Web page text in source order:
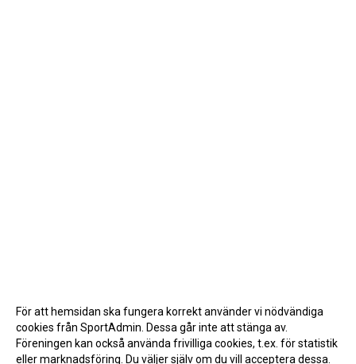
För att hemsidan ska fungera korrekt använder vi nödvändiga
cookies från SportAdmin. Dessa går inte att stänga av.
Föreningen kan också använda frivilliga cookies, t.ex. för statistik
eller marknadsföring. Du väljer själv om du vill acceptera dessa.